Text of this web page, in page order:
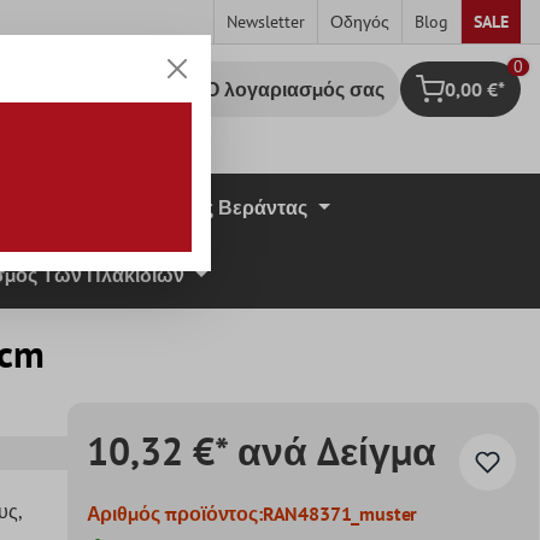
Newsletter Οδηγός Blog SALE
Ο λογαριασμός σας Καλάθι
0
0,00 €*
Πλάκες Βεράντας
Των Πλακιδίων
,
10,32 €* ανά Δείγμα
Αριθμός προϊόντος:RAN48371_muster